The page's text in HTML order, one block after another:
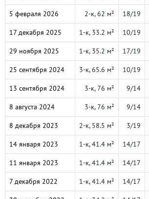
5 февраля 2026 2-к, 62 м² 18/19
17 декабря 2025 1-к, 33.2 м² 10/19
29 ноября 2025 1-к, 35.2 м² 17/19
25 сентября 2024 3-к, 65.6 м² 10/19
13 сентября 2024 3-к, 76 м² 9/14
8 августа 2024 3-к, 76 м² 9/14
8 декабря 2023 2-к, 58.5 м² 3/19
14 января 2023 1-к, 41.4 м² 14/17
11 января 2023 1-к, 41.4 м² 14/17
7 декабря 2022 1-к, 41.4 м² 14/17